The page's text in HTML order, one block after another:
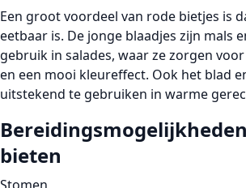
Een groot voordeel van rode bietjes is
eetbaar is. De jonge blaadjes zijn mals
gebruik in salades, waar ze zorgen
en een mooi kleureffect. Ook het blad
uitstekend te gebruiken in warme
bieten
Stomen